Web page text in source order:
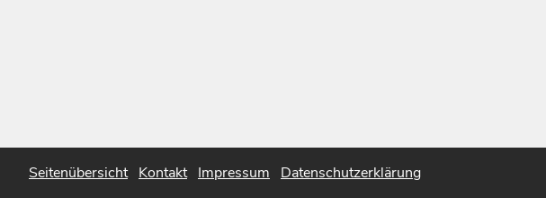
Seitenübersicht Kontakt Impressum Datenschutzerklärung